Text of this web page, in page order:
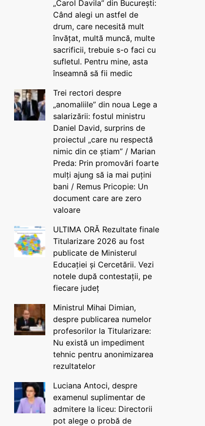
„Carol Davila” din București:
Când alegi un astfel de
drum, care necesită mult
învățat, multă muncă, multe
sacrificii, trebuie s-o faci cu
sufletul. Pentru mine, asta
înseamnă să fii medic
Trei rectori despre
„anomaliile” din noua Lege a
salarizării: fostul ministru
Daniel David, surprins de
proiectul „care nu respectă
nimic din ce știam” / Marian
Preda: Prin promovări foarte
mulți ajung să ia mai puțini
bani / Remus Pricopie: Un
document care are zero
valoare
ULTIMA ORĂ Rezultate finale
Titularizare 2026 au fost
publicate de Ministerul
Educației și Cercetării. Vezi
notele după contestații, pe
fiecare județ
Ministrul Mihai Dimian,
despre publicarea numelor
profesorilor la Titularizare:
Nu există un impediment
tehnic pentru anonimizarea
rezultatelor
Luciana Antoci, despre
examenul suplimentar de
admitere la liceu: Directorii
pot alege o probă de